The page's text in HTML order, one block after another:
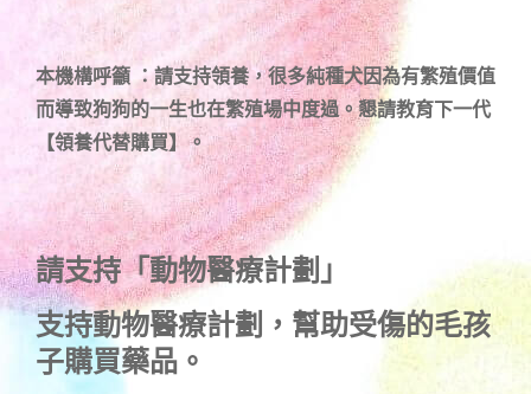
本機構呼籲 ：請支持領養，很多純種犬因為有繁殖價值
而導致狗狗的一生也在繁殖場中度過。懇請教育下一代
【領養代替購買】。
請支持「動物醫療計劃」
支持動物醫療計劃 ，幫助受傷的毛孩
子購買藥品。